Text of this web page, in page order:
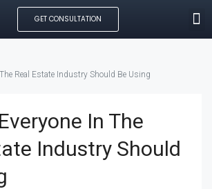
GET CONSULTATION
Real Estate Industry Should Be Using
In The
Industry Should